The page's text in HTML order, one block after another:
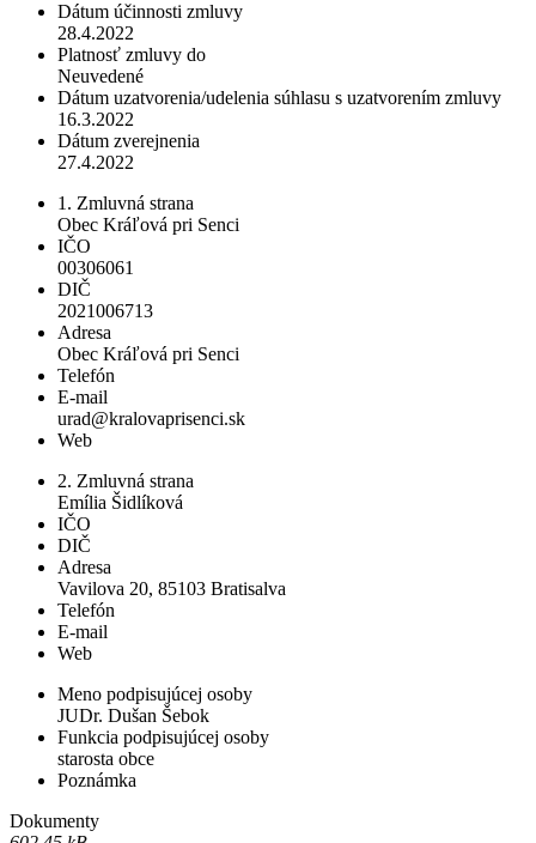
Dátum účinnosti zmluvy
28.4.2022
Platnosť zmluvy do
Neuvedené
Dátum uzatvorenia/udelenia súhlasu s uzatvorením zmluvy
16.3.2022
Dátum zverejnenia
27.4.2022
1. Zmluvná strana
Obec Kráľová pri Senci
IČO
00306061
DIČ
2021006713
Adresa
Obec Kráľová pri Senci
Telefón
E-mail
urad@kralovaprisenci.sk
Web
2. Zmluvná strana
Emília Šidlíková
IČO
DIČ
Adresa
Vavilova 20, 85103 Bratisalva
Telefón
E-mail
Web
Meno podpisujúcej osoby
JUDr. Dušan Šebok
Funkcia podpisujúcej osoby
starosta obce
Poznámka
Dokumenty